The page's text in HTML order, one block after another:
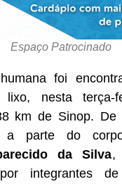
Espaço Patrocinado
foi
nesta terça-
km de Sinop. De
a parte do
da Silva,
por integrantes